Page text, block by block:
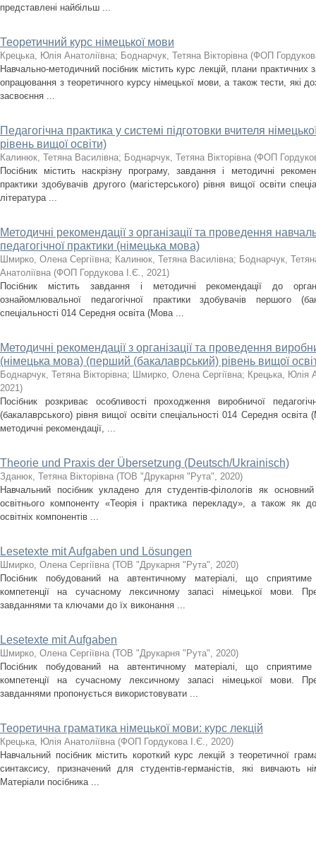
представлені найбільш ...
Теоретичний курс німецької мови
Крецька, Юлія Анатоліївна; Боднарчук, Тетяна Вікторівна (ФОП
Навчально-методичний посібник містить курс лекцій, плани практичних
опрацювання з теоретичного курсу німецької мови, а також тести, які
засвоєння ...
Педагогічна практика у системі підготовки вчителя
рівень вищої освіти)
Калинюк, Тетяна Василівна; Боднарчук, Тетяна Вікторівна (ФОП
Посібник містить наскрізну програму, завдання і методичні
практики здобувачів другого (магістерського) рівня вищої освіти
література ...
Методичні рекомендації з організації та проведення
педагогічної практики (німецька мова)
Шмирко, Олена Сергіївна; Калинюк, Тетяна Василівна; Боднарчук,
Анатоліївна (ФОП Гордукова І.Є., 2021)
Посібник містить завдання і методичні рекомендації до
ознайомлювальної педагогічної практики здобувачів першого
спеціальності 014 Середня освіта (Мова ...
Методичні рекомендації з організації та проведення
(німецька мова) (перший (бакалаврський) рівень вищої
Боднарчук, Тетяна Вікторівна; Шмирко, Олена Сергіївна; Крецька, Юлія
2021)
Посібник розкриває особливості проходження виробничої
(бакалаврського) рівня вищої освіти спеціальності 014 Середня освіта
методичні рекомендації, ...
Theorie und Praxis der Übersetzung (Deutsch/Ukrainisch)
Зданюк, Тетяна Вікторівна (ТОВ "Друкарня "Рута", 2020)
Навчальний посібник укладено для студентів-філологів як
освітнього компоненту «Теорія і практика перекладу», а також як
освітніх компонентів ...
Lesetexte mit Aufgaben und Lösungen
Шмирко, Олена Сергіївна (ТОВ "Друкарня "Рута", 2020)
Посібник побудований на автентичному матеріалі, що
компетенції на сучасному лексичному запасі німецької мови.
завданнями та ключами до їх виконання ...
Lesetexte mit Aufgaben
Шмирко, Олена Сергіївна (ТОВ "Друкарня "Рута", 2020)
Посібник побудований на автентичному матеріалі, що
компетенції на сучасному лексичному запасі німецької мови.
завданнями пропонується використовувати ...
Теоретична граматика німецької мови: курс лекцій
Крецька, Юлія Анатоліївна (ФОП Гордукова І.Є., 2020)
Навчальний посібник містить короткий курс лекцій з теоретичної
синтаксису, призначений для студентів-германістів, які вивчають
Матеріали посібника ...